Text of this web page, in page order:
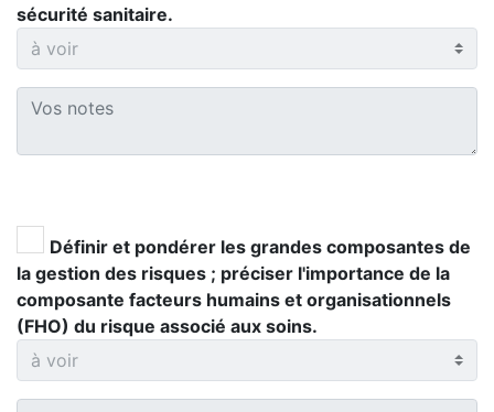
sécurité sanitaire.
Définir et pondérer les grandes composantes de
la gestion des risques ; préciser l'importance de la
composante facteurs humains et organisationnels
(FHO) du risque associé aux soins.